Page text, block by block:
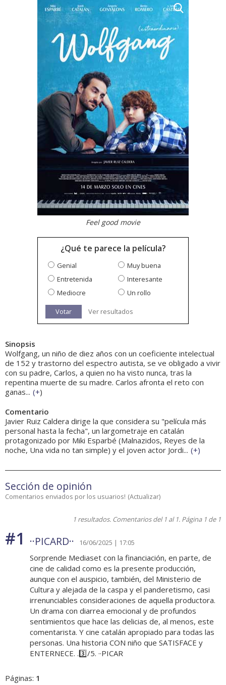
Feel good movie
¿Qué te parece la película?
Genial
Muy buena
Entretenida
Interesante
Mediocre
Un rollo
Votar Ver resultados
Sinopsis
Wolfgang, un niño de diez años con un coeficiente intelectual
de 152 y trastorno del espectro autista, se ve obligado a vivir
con su padre, Carlos, a quien no ha visto nunca, tras la
repentina muerte de su madre. Carlos afronta el reto con
ganas... (+)
Comentario
Javier Ruiz Caldera dirige la que considera su "película más
personal hasta la fecha", un largometraje en catalán
protagonizado por Miki Esparbé (Malnazidos, Reyes de la
noche, Una vida no tan simple) y el joven actor Jordi... (+)
Sección de opinión
Comentarios enviados por los usuarios! (Actualizar)
1 resultados. Comentarios del 1 al 1. Página 1 de 1
#1 ··PICARD·· 16/06/2025 | 17:05
Sorprende Mediaset con la financiación, en parte, de
cine de calidad como es la presente producción,
aunque con el auspicio, también, del Ministerio de
Cultura y alejada de la caspa y el panderetismo, casi
irrenunciables consideraciones de aquella productora.
Un drama con diarrea emocional y de profundos
sentimientos que hace las delicias de, al menos, este
comentarista. Y cine catalán apropiado para todas las
personas. Una historia CON niño que SATISFACE y
ENTERNECE. .3️⃣/5. ··PICAR
Páginas: 1